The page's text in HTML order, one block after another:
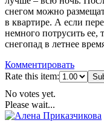
снегом можно
в квартире. А если
немного потрусить ее,
снегопад в летнее
Комментировать
Rate this item:
No votes yet.
Please wait...